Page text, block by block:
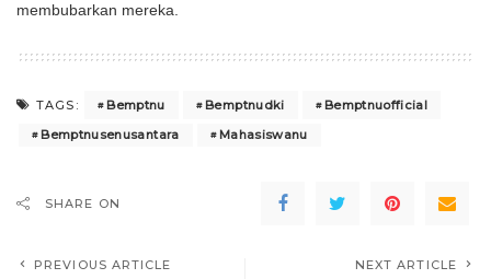
membubarkan mereka.
TAGS: Bemptnu Bemptnudki
Bemptnuofficial
Bemptnusenusantara
Mahasiswanu
SHARE ON
PREVIOUS ARTICLE NEXT ARTICLE